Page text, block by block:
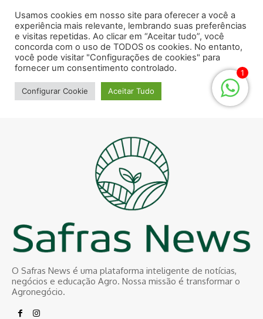
O Safras News é uma plataforma inteligente de notícias,
negócios e educação Agro. Nossa missão é transformar o
Agronegócio.